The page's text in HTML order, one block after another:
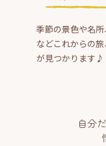
季節の景色や名
などこれからの
が見つかります♪
自分